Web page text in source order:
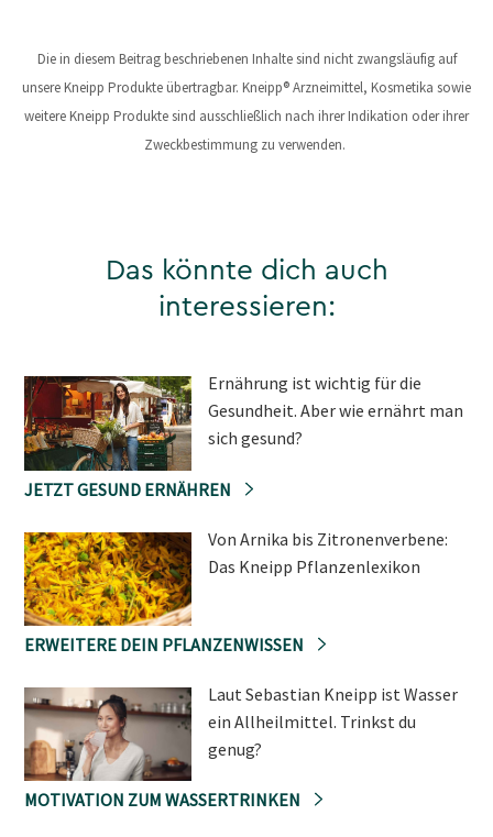
Die in diesem Beitrag beschriebenen Inhalte sind nicht zwangsläufig auf
unsere Kneipp Produkte übertragbar. Kneipp® Arzneimittel, Kosmetika sowie
weitere Kneipp Produkte sind ausschließlich nach ihrer Indikation oder ihrer
Zweckbestimmung zu verwenden.
Das könnte dich auch
interessieren:
Ernährung ist wichtig für die
Gesundheit. Aber wie ernährt man
sich gesund?
JETZT GESUND ERNÄHREN
Von Arnika bis Zitronenverbene:
Das Kneipp Pflanzenlexikon
ERWEITERE DEIN PFLANZENWISSEN
Laut Sebastian Kneipp ist Wasser
ein Allheilmittel. Trinkst du
genug?
MOTIVATION ZUM WASSERTRINKEN